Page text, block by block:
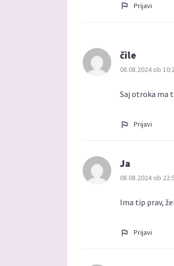
Prijavi
čile
08.08.2024 ob
Saj otroka ma
Prijavi
Ja
08.08.2024 ob
Ima tip prav,
Prijavi